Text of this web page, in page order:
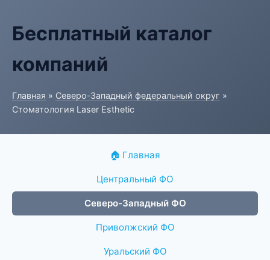
Бесплатный каталог
компаний
Главная » Северо-Западный федеральный округ »
Стоматология Laser Esthetic
🏠 Главная
Центральный ФО
Северо-Западный ФО
Приволжский ФО
Уральский ФО